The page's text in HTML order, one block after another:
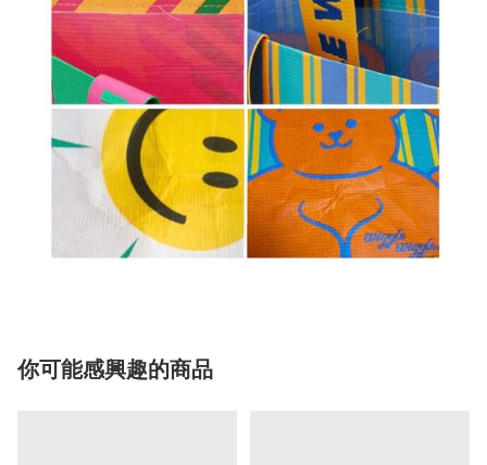
你可能感興趣的商品